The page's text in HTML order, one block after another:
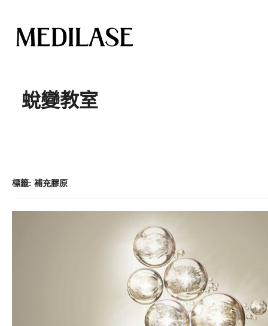
蛻變教室
標籤: 補充膠原